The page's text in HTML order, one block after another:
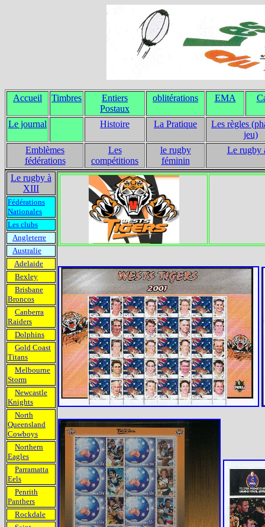
Accueil Timbres
Entiers
Postaux
oblitérations EMA
Le journal Histoire La Pratique
Les règles
jeu)
Emblèmes
fédérations
Les
compétitions
le rugby
féminin
Le rugby
Le rugby à
XIII
Fédérations
Nationales
Les clubs
Angleterre
Australie
Adelaide
Bexley
Brisbane
Broncos
Canberra
Raiders
Dolphins
Gold Coast
Titans
Melbourne
Storm
Newcastle
Knights
North
Queensland
Cowboys
Northern
Eagles
Parramatta
Eels
Penrith
Panthers
Rockdale